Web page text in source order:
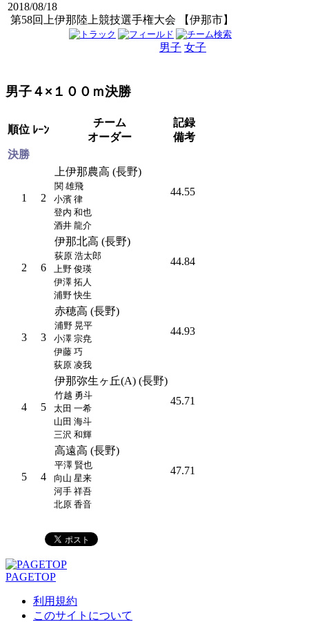
2018/08/18
第58回上伊那陸上競技選手権大会 【伊那市】
男子 女子
男子４×１００ｍ決勝
順位 ﾚｰﾝ
チーム
オーダー
記録
備考
決勝
1 2
上伊那農高 (長野)
関 雄飛
小濱 律
登内 和也
酒井 龍介
44.55
2 6
伊那北高 (長野)
荻原 浩太郎
上野 俊瑛
伊澤 拓人
浦野 快生
44.84
3 3
赤穂高 (長野)
浦野 晃平
小澤 宗尭
伊藤 巧
荻原 凌我
44.93
4 5
伊那弥生ヶ丘(A) (長野)
竹越 勇斗
太田 一希
山田 海斗
三沢 和輝
45.71
5 4
高遠高 (長野)
平澤 賢也
向山 星来
河手 祥吾
北原 香音
47.71
PAGETOP
利用規約
このサイトについて